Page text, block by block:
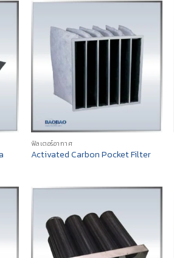
ฟิลเตอร์อากาศ
Activated Carbon Pocket Filter